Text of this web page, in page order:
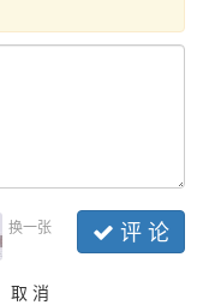
换一张 评 论
取 消